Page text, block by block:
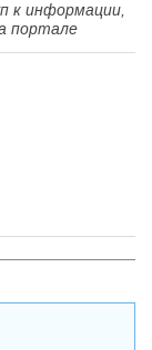
к информации,
портале